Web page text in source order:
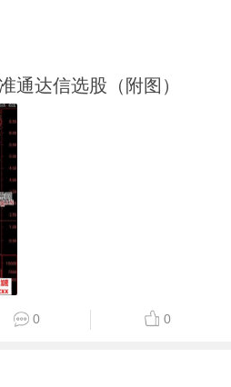
通达信选股（附图）
0 0